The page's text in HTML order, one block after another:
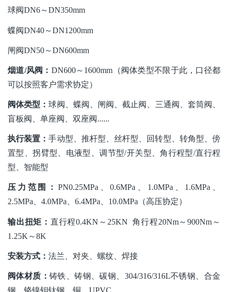
球阀DN6～DN350mm
蝶阀DN40～DN1200mm
闸阀DN50～DN600mm
烟道/风阀： DN600～1600mm（阀体类型不限于此，口径都
可以按照客户需求协定）
阀体类型 ：球阀 蝶阀
闸阀、截止阀、三通阀、套筒阀、
盲板阀、单座阀、双座阀......
执行装置 ：手动型、推杆型、丝杆型、回转型、转角型、傍
置型、拐臂型、电液型、调节型/开关型、角行程型/直行程
型、智能型
压力范围： PN0.25MPa、0.6MPa、1.0MPa、1.6MPa、
2.5MPa、4.0MPa、6.4MPa、 10.0MPa （高压协定）
输出扭矩： 直行程0.4KN～25KN 角行程20Nm～900Nm～
1.25K～8K
安装方式： 法兰、对夹、螺纹、焊接
阀体材质： 铸铁、铸钢、碳钢、 304/316/316L不锈钢、合金
钢、铬镍钼钛钢、铜、UPVC......